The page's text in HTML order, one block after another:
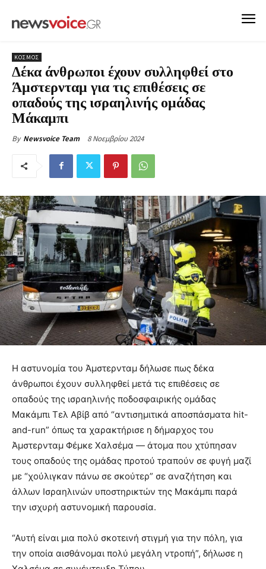
ΚΟΣΜΟΣ
Δέκα άνθρωποι έχουν συλληφθεί στο
Άμστερνταμ για τις επιθέσεις σε
οπαδούς της ισραηλινής ομάδας
Μάκαμπι
By Newsvoice Team 8 Νοεμβρίου 2024
Η αστυνομία του Άμστερνταμ δήλωσε πως δέκα
άνθρωποι έχουν συλληφθεί μετά τις επιθέσεις σε
οπαδούς της ισραηλινής ποδοσφαιρικής ομάδας
Μακάμπι Τελ Αβίβ από “αντισημιτικά αποσπάσματα hit-
and-run” όπως τα χαρακτήρισε η δήμαρχος του
Άμστερνταμ Φέμκε Χαλσέμα — άτομα που χτύπησαν
τους οπαδούς της ομάδας προτού τραπούν σε φυγή μαζί
με “χούλιγκαν πάνω σε σκούτερ” σε αναζήτηση και
άλλων Ισραηλινών υποστηρικτών της Μακάμπι παρά
την ισχυρή αστυνομική παρουσία.
“Αυτή είναι μια πολύ σκοτεινή στιγμή για την πόλη, για
την οποία αισθάνομαι πολύ μεγάλη ντροπή”, δήλωσε η